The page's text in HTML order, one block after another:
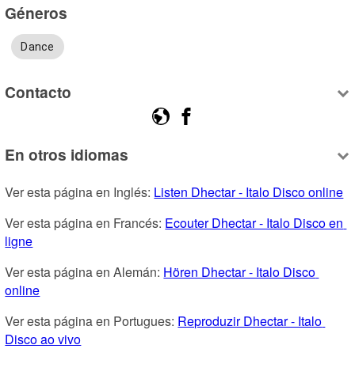
Géneros
Dance
Contacto
En otros idiomas
Ver esta página en Inglés: Listen Dhectar - Italo Disco online
Ver esta página en Francés: Ecouter Dhectar - Italo Disco en
ligne
Ver esta página en Alemán: Hören Dhectar - Italo Disco
online
Ver esta página en Portugues: Reproduzir Dhectar - Italo
Disco ao vivo